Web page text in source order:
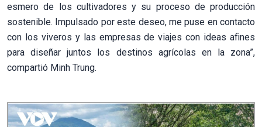
esmero de los cultivadores y su proceso de producción
sostenible. Impulsado por este deseo, me puse en contacto
con los viveros y las empresas de viajes con ideas afines
para diseñar juntos los destinos agrícolas en la zona”,
compartió Minh Trung.